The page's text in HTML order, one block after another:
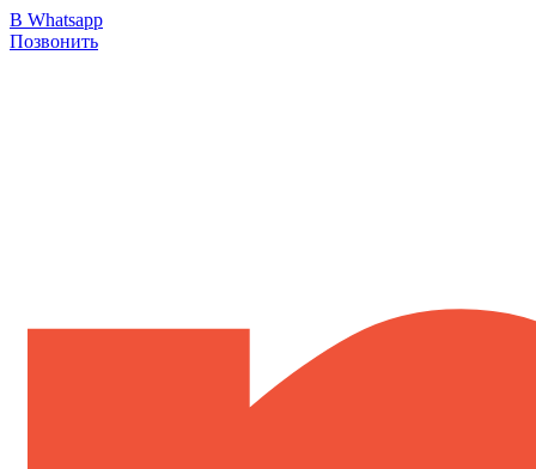
В Whatsapp
Позвонить